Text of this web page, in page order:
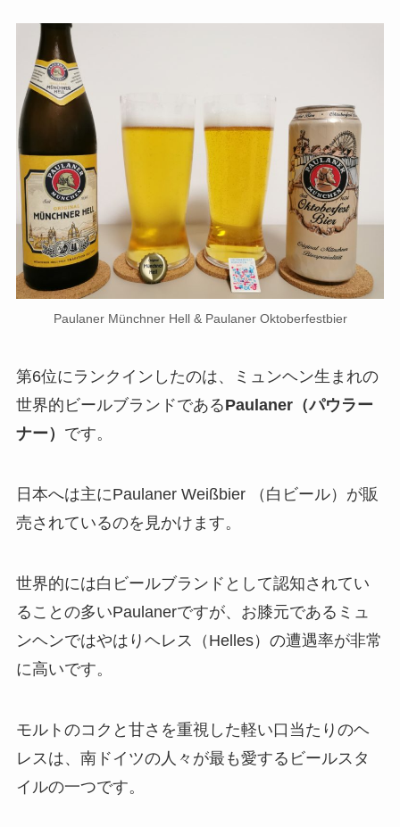
Paulaner Münchner Hell & Paulaner Oktoberfestbier
第6位にランクインしたのは、ミュンヘン生まれの
世界的ビールブランドであるPaulaner（パウラー
ナー） です。
日本へは主にPaulaner Weißbier （白ビール）が販
売されているのを見かけます。
世界的には白ビールブランドとして認知されてい
ることの多いPaulanerですが、お膝元であるミュ
ンヘンではやはりヘレス（Helles）の遭遇率が非常
に高いです。
モルトのコクと甘さを重視した軽い口当たりのヘ
レスは、南ドイツの人々が最も愛するビールスタ
イルの一つです。